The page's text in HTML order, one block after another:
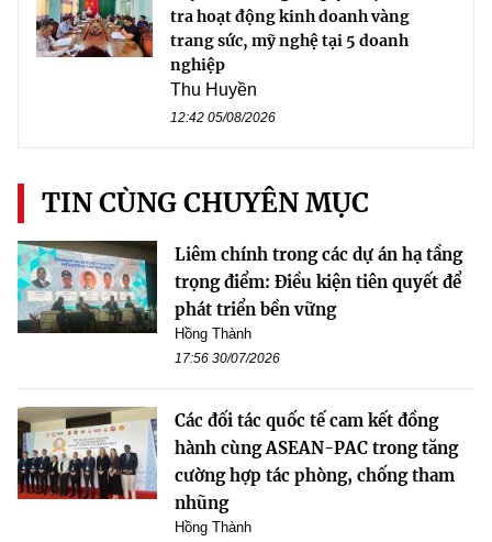
tra hoạt động kinh doanh vàng
trang sức, mỹ nghệ tại 5 doanh
nghiệp
Thu Huyền
12:42 05/08/2026
TIN CÙNG CHUYÊN MỤC
Liêm chính trong các dự án hạ tầng
trọng điểm: Điều kiện tiên quyết để
phát triển bền vững
Hồng Thành
17:56 30/07/2026
Các đối tác quốc tế cam kết đồng
hành cùng ASEAN-PAC trong tăng
cường hợp tác phòng, chống tham
nhũng
Hồng Thành